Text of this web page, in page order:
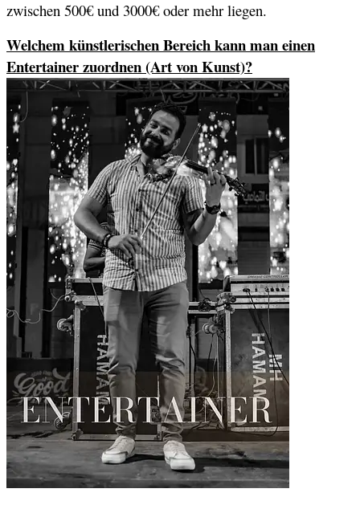
zwischen 500€ und 3000€ oder mehr liegen.
Welchem künstlerischen Bereich kann man einen
Entertainer zuordnen (Art von Kunst)?